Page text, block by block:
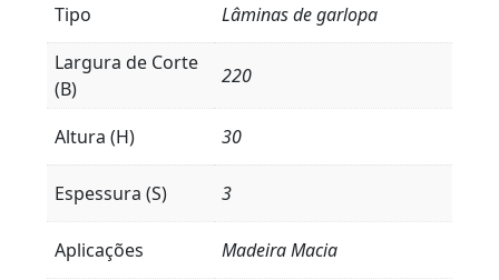
Tipo
Lâminas de garlopa
Largura de Corte
(B)
220
Altura (H) 30
Espessura (S) 3
Aplicações Madeira Macia